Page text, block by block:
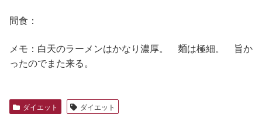
間食：
メモ：白天のラーメンはかなり濃厚。 麺は極細。 旨か
ったのでまた来る。
ダイエット ダイエット